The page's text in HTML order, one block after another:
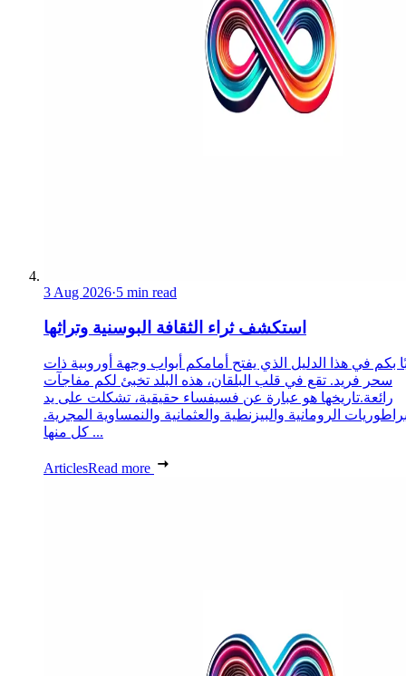
3 Aug 2026·5 min read
استكشف ثراء الثقافة البوسنية وتراثها
بكم في هذا الدليل الذي يفتح أمامكم أبواب وجهة أوروبية ذات
سحر فريد. تقع في قلب البلقان، هذه البلد تخبئ لكم مفاجآت
رائعة.تاريخها هو عبارة عن فسيفساء حقيقية، تشكلت على يد
الرومانية والبيزنطية والعثمانية والنمساوية المجرية.
كل منها ...
ArticlesRead more